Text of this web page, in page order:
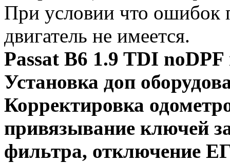
При условии что ошибок
двигатель не имеется.
Passat B6 1.9 TDI
Установка доп
Корректировка
привязывание ключей
фильтра, отключение